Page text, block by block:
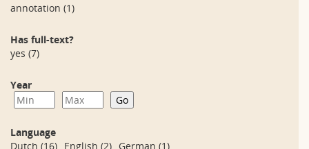
annotation (1)
Has full-text?
yes (7)
Year
Language
Dutch (16) English (2) German (1)